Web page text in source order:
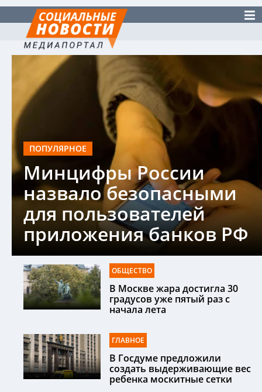
ПОПУЛЯРНОЕ
Минцифры России
назвало безопасными
для пользователей
приложения банков РФ
ОБЩЕСТВО
В Москве жара достигла 30
градусов уже пятый раз с
начала лета
ГЛАВНОЕ
В Госдуме предложили
создать выдерживающие вес
ребенка москитные сетки